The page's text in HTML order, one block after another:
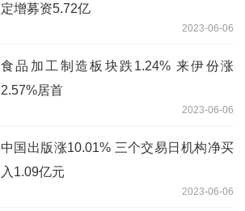
定增募资5.72亿
2023-06-06
食品加工制造板块跌1.24% 来伊份涨
2.57%居首
2023-06-06
中国出版涨10.01% 三个交易日机构净买
入1.09亿元
2023-06-06